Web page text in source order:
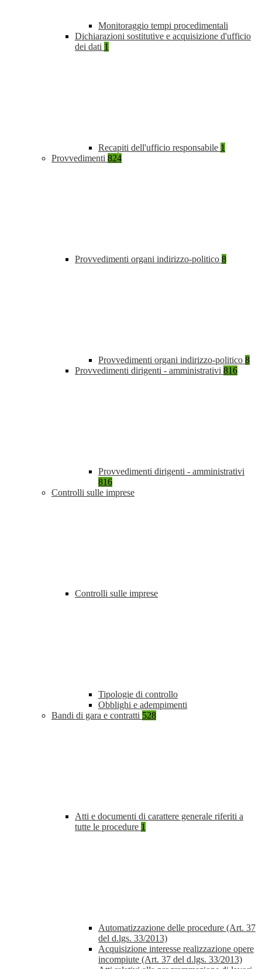
Monitoraggio tempi procedimentali
Dichiarazioni sostitutive e acquisizione d'ufficio
dei dati 1
Recapiti dell'ufficio responsabile 1
Provvedimenti 824
Provvedimenti organi indirizzo-politico 8
Provvedimenti organi indirizzo-politico 8
Provvedimenti dirigenti - amministrativi 816
Provvedimenti dirigenti - amministrativi
816
Controlli sulle imprese
Controlli sulle imprese
Tipologie di controllo
Obblighi e adempimenti
Bandi di gara e contratti 528
Atti e documenti di carattere generale riferiti a
tutte le procedure 1
Automatizzazione delle procedure (Art. 37
del d.lgs. 33/2013)
Acquisizione interesse realizzazione opere
incompiute (Art. 37 del d.lgs. 33/2013)